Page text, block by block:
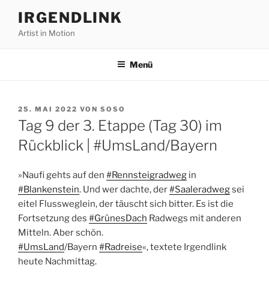
Inhalt
springen
IRGENDLINK
Artist in Motion
Menü
VERÖFFENTLICHT
AM
25. MAI 2022 VON SOSO
Tag 9 der 3. Etappe (Tag 30) im
Rückblick | #UmsLand/Bayern
»Naufi gehts auf den #Rennsteigradweg in
#Blankenstein. Und wer dachte, der#Saaleradwegsei
eitel Flussweglein, der täuscht sich bitter. Es ist die
Fortsetzung des #GrünesDach Radwegs mit anderen
Mitteln. Aber schön.
#UmsLand/Bayern #Radreise«, textete Irgendlink
heute Nachmittag.